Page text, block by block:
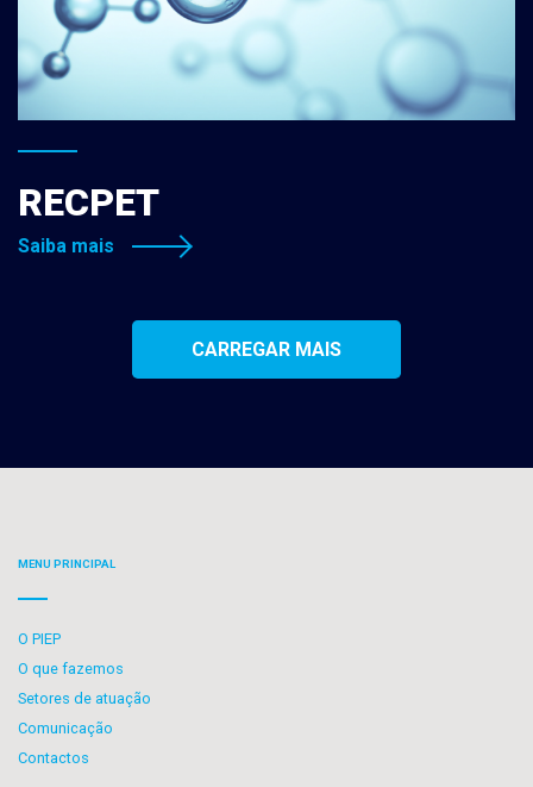
RECPET
Saiba mais
CARREGAR MAIS
MENU PRINCIPAL
O PIEP
O que fazemos
Setores de atuação
Comunicação
Contactos